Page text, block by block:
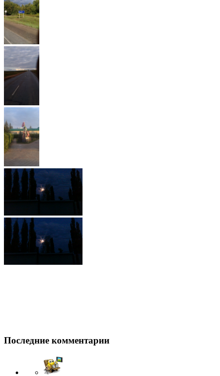
Последние комментарии